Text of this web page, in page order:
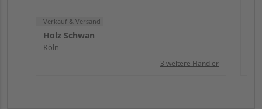
Verkauf & Versand
Holz Schwan
Köln
3 weitere Händler